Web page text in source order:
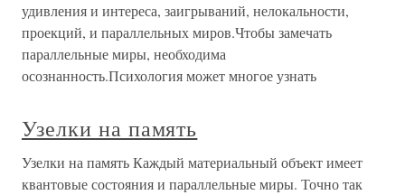
удивления и интереса, заигрываний, нелокальности,
проекций, и параллельных миров.Чтобы замечать
параллельные миры, необходима
осознанность.Психология может многое узнать
Узелки на память
Узелки на память Каждый материальный объект имеет
квантовые состояния и параллельные миры. Точно так